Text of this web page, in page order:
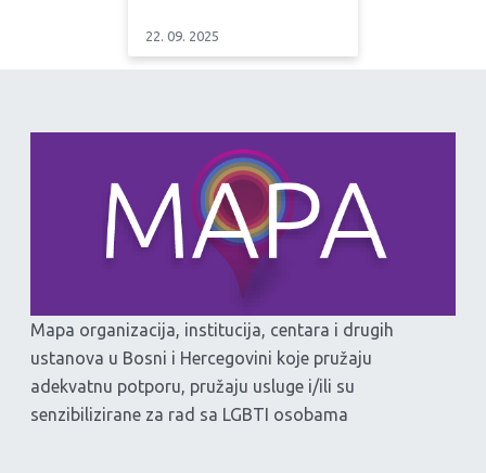
22. 09. 2025
Mapa organizacija, institucija, centara i drugih
ustanova u Bosni i Hercegovini koje pružaju
adekvatnu potporu, pružaju usluge i/ili su
senzibilizirane za rad sa LGBTI osobama